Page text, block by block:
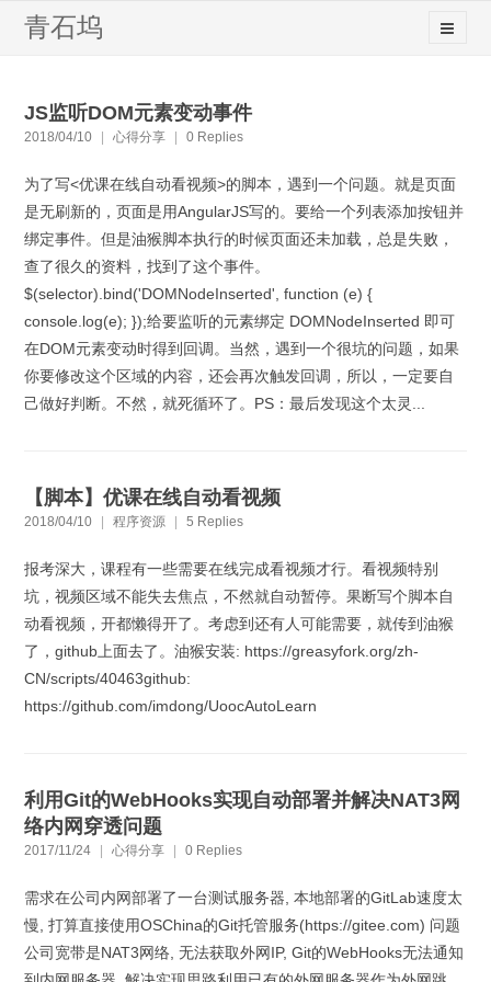
青石坞
JS监听DOM元素变动事件
2018/04/10 心得分享 0 Replies
为了写<优课在线自动看视频>的脚本，遇到一个问题。就是页面
是无刷新的，页面是用AngularJS写的。要给一个列表添加按钮并
绑定事件。但是油猴脚本执行的时候页面还未加载，总是失败，
查了很久的资料，找到了这个事件。
$(selector).bind('DOMNodeInserted', function (e) {
console.log(e); });给要监听的元素绑定 DOMNodeInserted 即可
在DOM元素变动时得到回调。当然，遇到一个很坑的问题，如果
你要修改这个区域的内容，还会再次触发回调，所以，一定要自
己做好判断。不然，就死循环了。PS：最后发现这个太灵...
【脚本】优课在线自动看视频
2018/04/10 程序资源 5 Replies
报考深大，课程有一些需要在线完成看视频才行。看视频特别
坑，视频区域不能失去焦点，不然就自动暂停。果断写个脚本自
动看视频，开都懒得开了。考虑到还有人可能需要，就传到油猴
了，github上面去了。油猴安装: https://greasyfork.org/zh-
CN/scripts/40463github:
https://github.com/imdong/UoocAutoLearn
利用Git的WebHooks实现自动部署并解决NAT3网
络内网穿透问题
2017/11/24 心得分享 0 Replies
需求在公司内网部署了一台测试服务器, 本地部署的GitLab速度太
慢, 打算直接使用OSChina的Git托管服务(https://gitee.com) 问题
公司宽带是NAT3网络, 无法获取外网IP, Git的WebHooks无法通知